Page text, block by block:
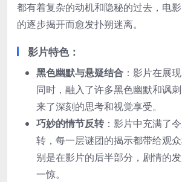
都有着复杂的动机和隐秘的过去，电
的逐步揭开而愈发扑朔迷离。
影片特色：
黑色幽默与悬疑结合 ：影片在展
同时，融入了许多黑色幽默和讽
来了深刻的思考和视觉享受。
巧妙的情节反转：影片中充满了
转，每一层谜团的揭示都带给观
别是在影片的后半部分，剧情的
一惊。